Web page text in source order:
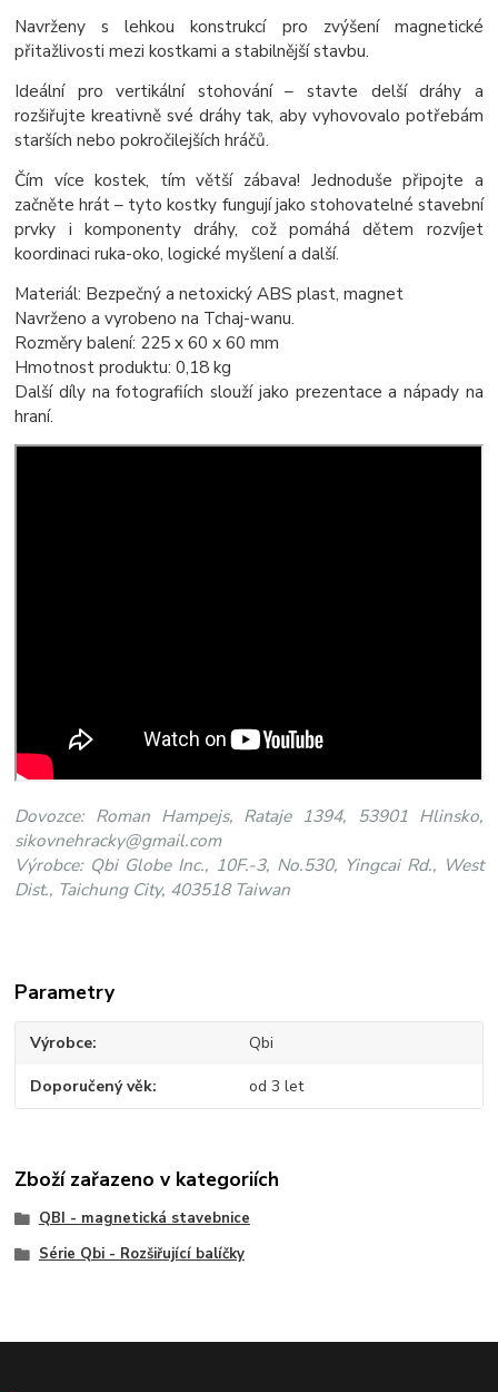
Navrženy s lehkou konstrukcí pro zvýšení magnetické
přitažlivosti mezi kostkami a stabilnější stavbu.
Ideální pro vertikální stohování – stavte delší dráhy a
rozšiřujte kreativně své dráhy tak, aby vyhovovalo potřebám
starších nebo pokročilejších hráčů.
Čím více kostek, tím větší zábava! Jednoduše připojte a
začněte hrát – tyto kostky fungují jako stohovatelné stavební
prvky i komponenty dráhy, což pomáhá dětem rozvíjet
koordinaci ruka-oko, logické myšlení a další.
Materiál: Bezpečný a netoxický ABS plast, magnet
Navrženo a vyrobeno na Tchaj-wanu.
Rozměry balení: 225 x 60 x 60 mm
Hmotnost produktu: 0,18 kg
Další díly na fotografiích slouží jako prezentace a nápady na
hraní.
Dovozce: Roman Hampejs, Rataje 1394, 53901 Hlinsko,
sikovnehracky@gmail.com
Výrobce: Qbi Globe Inc., 10F.-3, No.530, Yingcai Rd., West
Dist., Taichung City, 403518 Taiwan
Parametry
Výrobce Qbi
Doporučený věk od 3 let
Zboží zařazeno v kategoriích
QBI - magnetická stavebnice
Série Qbi - Rozšiřující balíčky